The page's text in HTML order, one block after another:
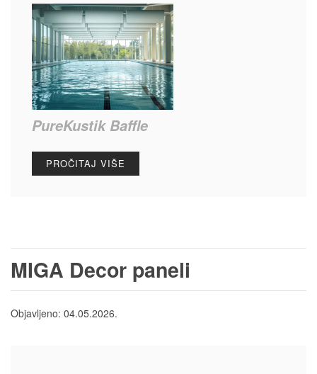
PureKustik Baffle
PROČITAJ VIŠE
MIGA Decor paneli
Objavljeno: 04.05.2026.